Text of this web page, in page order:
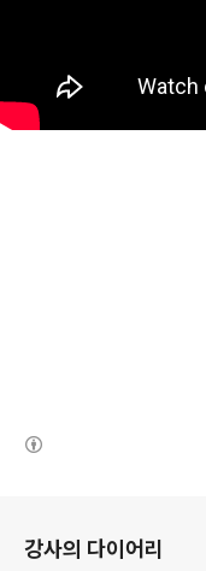
강사의 다이어리